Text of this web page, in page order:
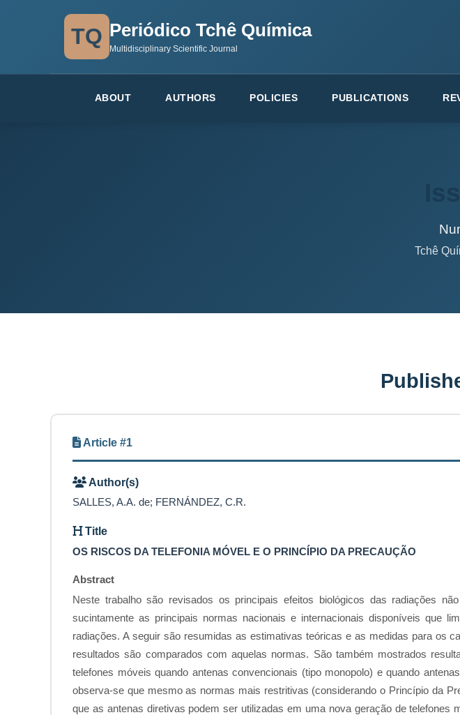
TQ Periódico Tchê Química
Multidisciplinary Scientific Journal
ABOUT AUTHORS POLICIES PUBLICATIONS
Tchê
Article #1
Author(s)
SALLES, A.A. de; FERNÁNDEZ, C.R.
Title
OS RISCOS DA TELEFONIA MÓVEL E O PRINCÍPIO DA PRECAUÇÃO
Abstract
Neste trabalho são revisados os principais efeitos biológicos das radiações
sucintamente as principais normas nacionais e internacionais disponíveis que
radiações. A seguir são resumidas as estimativas teóricas e as medidas para os
resultados são comparados com aquelas normas. São também mostrados
telefones móveis quando antenas convencionais (tipo monopolo) e quando
observa-se que mesmo as normas mais restritivas (considerando o Princípio da
que as antenas diretivas podem ser utilizadas em uma nova geração de